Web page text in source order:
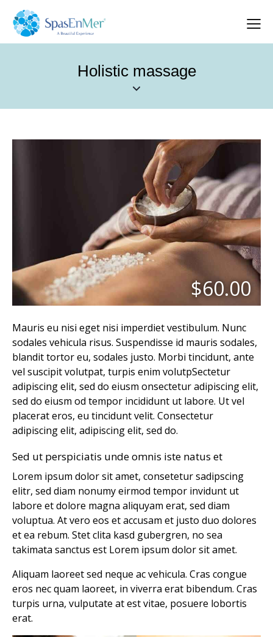
Holistic massage
$60.00
Mauris eu nisi eget nisi imperdiet vestibulum. Nunc
sodales vehicula risus. Suspendisse id mauris sodales,
blandit tortor eu, sodales justo. Morbi tincidunt, ante
vel suscipit volutpat, turpis enim volutpSectetur
adipiscing elit, sed do eiusm onsectetur adipiscing elit,
sed do eiusm od tempor incididunt ut labore. Ut vel
placerat eros, eu tincidunt velit. Consectetur
adipiscing elit, adipiscing elit, sed do.
Sed ut perspiciatis unde omnis iste natus et
Lorem ipsum dolor sit amet, consetetur sadipscing
elitr, sed diam nonumy eirmod tempor invidunt ut
labore et dolore magna aliquyam erat, sed diam
voluptua. At vero eos et accusam et justo duo dolores
et ea rebum. Stet clita kasd gubergren, no sea
takimata sanctus est Lorem ipsum dolor sit amet.
Aliquam laoreet sed neque ac vehicula. Cras congue
eros nec quam laoreet, in viverra erat bibendum. Cras
turpis urna, vulputate at est vitae, posuere lobortis
erat.